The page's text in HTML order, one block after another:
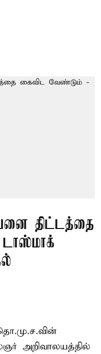
திட்டத்தை
அறிவாலயத்தில்